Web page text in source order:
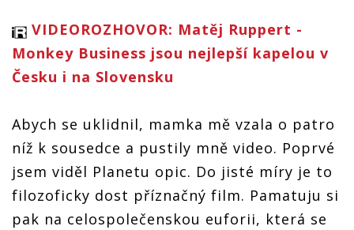
VIDEOROZHOVOR: Matěj Ruppert -
Monkey Business jsou nejlepší kapelou v
Česku i na Slovensku
Abych se uklidnil, mamka mě vzala o patro
níž k sousedce a pustily mně video. Poprvé
jsem viděl Planetu opic. Do jisté míry je to
filozoficky dost příznačný film. Pamatuju si
pak na celospolečenskou euforii, která se